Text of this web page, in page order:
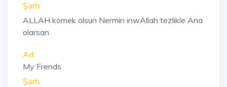
Şərh:
ALLAH komek olsun Nermin inwAllah tezlikle Ana
olarsan
Ad:
My Frends
Şərh: